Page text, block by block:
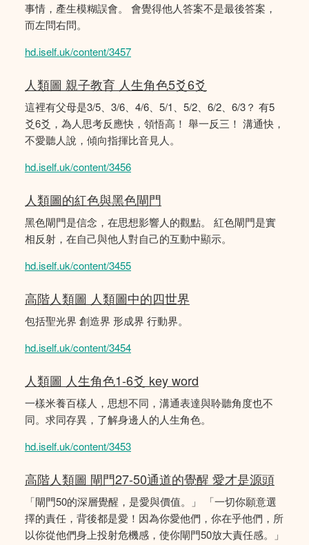
事情，產生模糊誤會。 會覺得他人答案不是最後答案，
而左問右問。
hd.iself.uk/content/3457
人類圖 親子教育 人生角色5爻6爻
這裡有父母是3/5、3/6、4/6、5/1、5/2、6/2、6/3？ 有5
爻6爻，為人思考反應快，領悟高！ 舉一反三！ 溝通快，
不愛聽人說，傾向指揮比音見人。
hd.iself.uk/content/3456
人類圖的紅色與黑色閘門
黑色閘門是信念，在思想影響人的觀點。 紅色閘門是實
相反射，在自己與他人對自己的互動中顯示。
hd.iself.uk/content/3455
高階人類圖 人類圖中的四世界
包括聖光界 創造界 形成界 行動界。
hd.iself.uk/content/3454
人類圖 人生角色1-6爻 key word
一樣米養百樣人，思想不同，溝通表達與聆聽角度也不
同。求同存異，了解身邊人的人生角色。
hd.iself.uk/content/3453
高階人類圖 閘門27-50通道的覺醒 愛才是源頭
「閘門50的深層覺醒，是愛與價值。」 「一切你願意選
擇的責任，背後都是愛！因為你愛他們，你在乎他們，所
以你從他們身上投射危機感，使你閘門50放大責任感。」